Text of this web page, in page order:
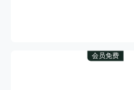
会员免费